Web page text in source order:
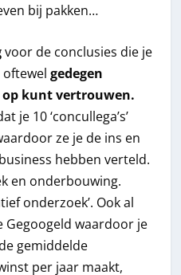
bij pakken…
voor de conclusies die je
oftewelgedegen
kunt vertrouwen.
je 10 ‘concullega’s’
ze je de ins en
hebben verteld.
en onderbouwing.
onderzoek’. Ook al
Gegoogeld waardoor je
gemiddelde
per jaar maakt,